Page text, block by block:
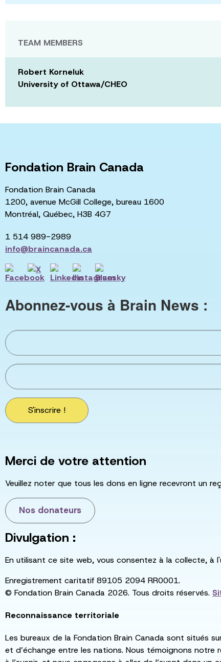
TEAM MEMBERS
Robert Korneluk
University of Ottawa/CHEO
Fondation Brain Canada
Fondation Brain Canada
1200, avenue McGill College, bureau 1600
Montréal, Québec, H3B 4G7
1 514 989-2989
info@braincanada.ca
Abonnez-vous à Brain News :
S'inscrire !
Merci de votre attention
Veuillez noter que tous les dons en ligne recevront un
Nos donateurs
Divulgation :
En utilisant ce site web, vous consentez à la collecte,
Enregistrement caritatif 89105 2094 RR0001.
© Fondation Brain Canada 2026. Tous droits réservés.
Reconnaissance territoriale
Les bureaux de la Fondation Brain Canada sont situés
et d’échange entre les nations. Nous témoignons